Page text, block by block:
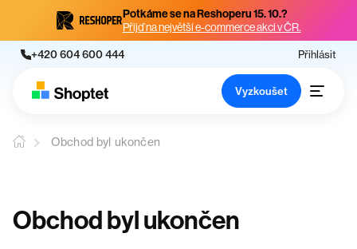
Potkáme se na Reshoperu 15. 10.?
Přijď na největší e-commerce akci v ČR.
+420 604 600 444 Přihlásit
Vyzkoušet
Obchod byl ukončen
Obchod byl ukončen